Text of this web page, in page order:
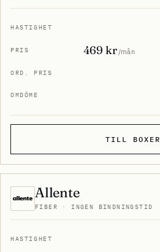
469 kr/mån
TILL BOXER
Allente
FIBER · INGEN BINDNINGSTID